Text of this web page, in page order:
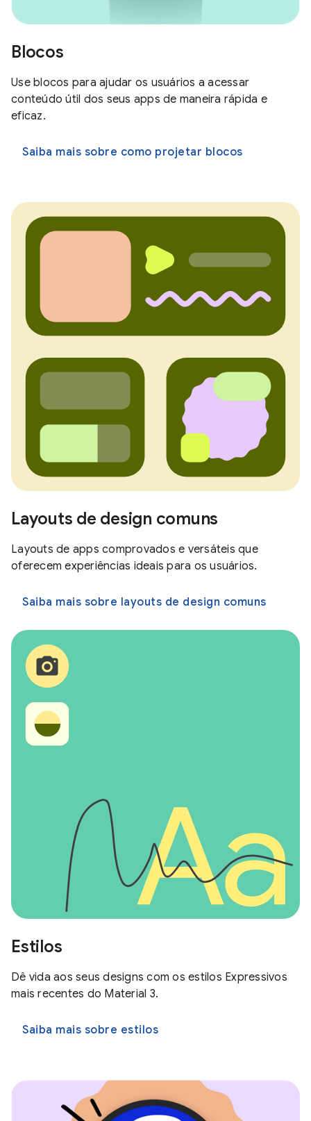
Blocos
Use blocos para ajudar os usuários a acessar
conteúdo útil dos seus apps de maneira rápida e
eficaz.
Saiba mais sobre como projetar blocos
Layouts de design comuns
Layouts de apps comprovados e versáteis que
oferecem experiências ideais para os usuários.
Saiba mais sobre layouts de design comuns
Estilos
Dê vida aos seus designs com os estilos Expressivos
mais recentes do Material 3.
Saiba mais sobre estilos